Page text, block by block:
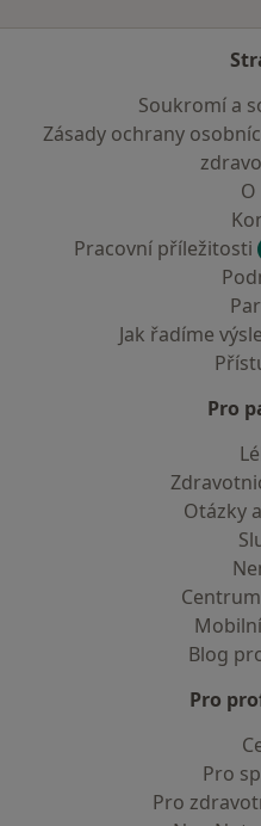
Soukromí a
Zásady ochrany
O
Pracovní příležitosti
Jak řadíme
Pro
Otázky
Blog
Pro
Pro
Pro